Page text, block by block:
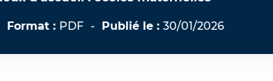
Format : PDF - Publié le : 30/01/2026